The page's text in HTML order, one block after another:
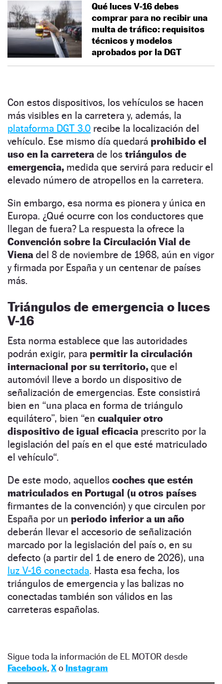
Qué luces V-16 debes
comprar para no recibir una
multa de tráfico: requisitos
técnicos y modelos
aprobados por la DGT
Con estos dispositivos, los vehículos se hacen
más visibles en la carretera y, además, la
plataforma DGT 3.0 recibe la localización del
vehículo. Ese mismo día quedará prohibido el
uso en la carretera de los triángulos de
emergencia, medida que servirá para reducir el
elevado número de atropellos en la carretera.
Sin embargo, esa norma es pionera y única en
Europa. ¿Qué ocurre con los conductores que
llegan de fuera? La respuesta la ofrece la
Convención sobre la Circulación Vial de
Viena del 8 de noviembre de 1968, aún en vigor
y firmada por España y un centenar de países
más.
Triángulos de emergencia o luces
V-16
Esta norma establece que las autoridades
podrán exigir, para permitir la circulación
internacional por su territorio, que el
automóvil lleve a bordo un dispositivo de
señalización de emergencias. Este consistirá
bien en “una placa en forma de triángulo
equilátero”, bien “en cualquier otro
dispositivo de igual eficacia prescrito por la
legislación del país en el que esté matriculado
el vehículo“.
De este modo, aquellos coches que estén
matriculados en Portugal (u otros países
firmantes de la convención) y que circulen por
España por un periodo inferior a un año
deberán llevar el accesorio de señalización
marcado por la legislación del país o, en su
defecto (a partir del 1 de enero de 2026), una
luz V-16 conectada. Hasta esa fecha, los
triángulos de emergencia y las balizas no
conectadas también son válidos en las
carreteras españolas.
Sigue toda la información de EL MOTOR desde
Facebook, Xo Instagram